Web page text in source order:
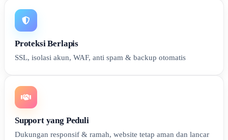
Proteksi Berlapis
SSL, isolasi akun, WAF, anti spam & backup otomatis
Support yang Peduli
Dukungan responsif & ramah, website tetap aman dan lancar